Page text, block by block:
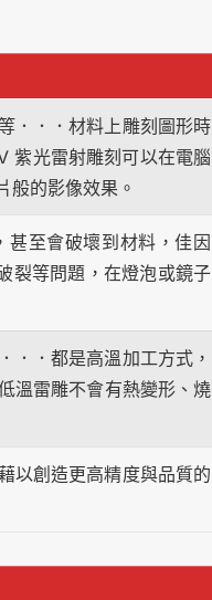
．．．材料上雕刻圖形時
紫光雷射雕刻可以在電腦
般的影像效果。
至會破壞到材料，佳因
裂等問題，在燈泡或鏡子
．．都是高溫加工方式，
溫雷雕不會有熱變形、燒
以創造更高精度與品質的